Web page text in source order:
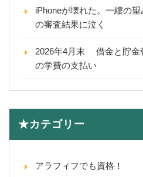
iPhoneが壊れた。一縷の望
の審査結果に泣く
2026年4月末 借金と貯金
の学費の支払い
★カテゴリー
アラフィフでも資格！